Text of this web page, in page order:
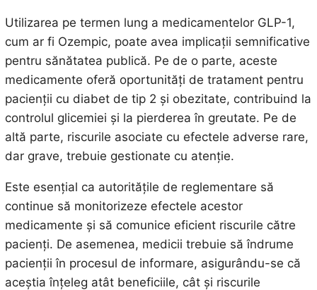
Utilizarea pe termen lung a medicamentelor GLP-1,
cum ar fi Ozempic, poate avea implicații semnificative
pentru sănătatea publică. Pe de o parte, aceste
medicamente oferă oportunități de tratament pentru
pacienții cu diabet de tip 2 și obezitate, contribuind la
controlul glicemiei și la pierderea în greutate. Pe de
altă parte, riscurile asociate cu efectele adverse rare,
dar grave, trebuie gestionate cu atenție.
Este esențial ca autoritățile de reglementare să
continue să monitorizeze efectele acestor
medicamente și să comunice eficient riscurile către
pacienți. De asemenea, medicii trebuie să îndrume
pacienții în procesul de informare, asigurându-se că
aceștia înțeleg atât beneficiile, cât și riscurile